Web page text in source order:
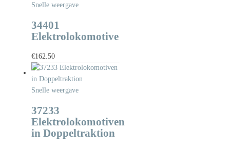
Snelle weergave
34401
Elektrolokomotive
€162.50
Snelle weergave
37233
Elektrolokomotiven
in Doppeltraktion